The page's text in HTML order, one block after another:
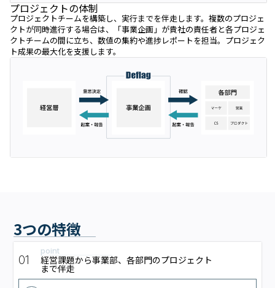
プロジェクトの体制
プロジェクトチームを構築し、実行までを伴走します。複数のプロジェ
クトが同時進行する場合は、「事業企画」が貴社の責任者と各プロジェ
クトチームの間に立ち、数値の集約や進捗レポートを担当。プロジェク
ト成果の最大化を支援します。
3つの特徴
01
point
経営課題から事業部、各部門のプロジェクト
まで伴走